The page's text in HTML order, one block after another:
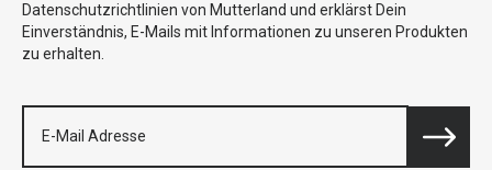
Datenschutzrichtlinien von Mutterland und erklärst Dein
Einverständnis, E-Mails mit Informationen zu unseren Produkten
zu erhalten.